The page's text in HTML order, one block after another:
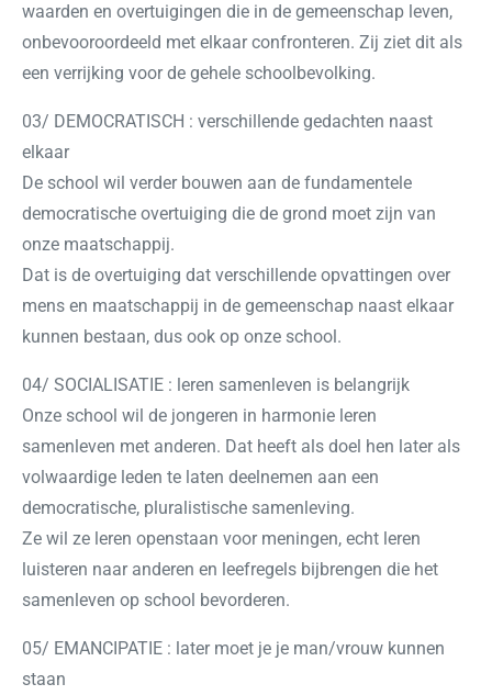
waarden en overtuigingen die in de gemeenschap leven,
onbevooroordeeld met elkaar confronteren. Zij ziet dit als
een verrijking voor de gehele schoolbevolking.
03/ DEMOCRATISCH : verschillende gedachten naast
elkaar
De school wil verder bouwen aan de fundamentele
democratische overtuiging die de grond moet zijn van
onze maatschappij.
Dat is de overtuiging dat verschillende opvattingen over
mens en maatschappij in de gemeenschap naast elkaar
kunnen bestaan, dus ook op onze school.
04/ SOCIALISATIE : leren samenleven is belangrijk
Onze school wil de jongeren in harmonie leren
samenleven met anderen. Dat heeft als doel hen later als
volwaardige leden te laten deelnemen aan een
democratische, pluralistische samenleving.
Ze wil ze leren openstaan voor meningen, echt leren
luisteren naar anderen en leefregels bijbrengen die het
samenleven op school bevorderen.
05/ EMANCIPATIE : later moet je je man/vrouw kunnen
staan